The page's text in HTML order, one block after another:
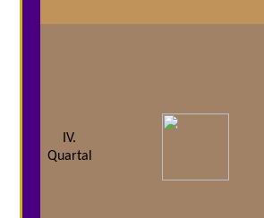
IV.
Quartal